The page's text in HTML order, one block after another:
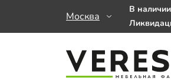
Москва
В
заказе от
Важно!